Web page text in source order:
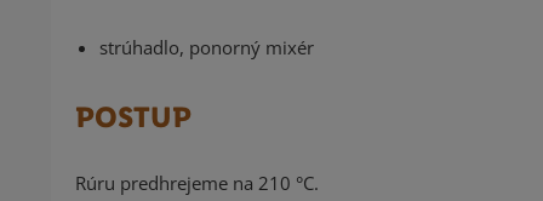
strúhadlo, ponorný mixér
POSTUP
Rúru predhrejeme na 210 °C.